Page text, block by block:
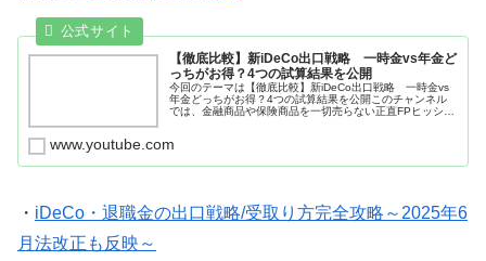
【徹底比較】新iDeCo出口戦略 一時金vs年金ど
っちがお得？4つの試算結果を公開
今回のテーマは【徹底比較】新iDeCo出口戦略 一時金vs
年金どっちがお得？4つの試算結果を公開このチャンネル
では、金融商品や保険商品を一切売らない正直FPヒッシー
www.youtube.com
・ iDeCo・退職金の出口戦略/受取り方完全攻略～2025年6
月法改正も反映～